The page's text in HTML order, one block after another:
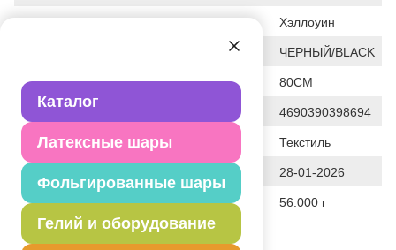
Каталог
Латексные шары
Фольгированные шары
Гелий и оборудование
Событие Хэллоуин
ЧЕРНЫЙ/BLACK
Общие размеры 80СМ
4690390398694
Исходный материал Текстиль
Дата последнего изменения элемента 28-01-2026
Вес 56.000 г
Описание товара